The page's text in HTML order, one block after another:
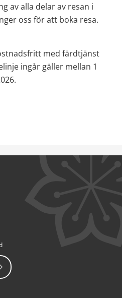
av alla delar av resan i
oss för att boka resa.
med färdtjänst
ingår gäller mellan 1
026.